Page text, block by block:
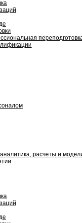
расчеты и